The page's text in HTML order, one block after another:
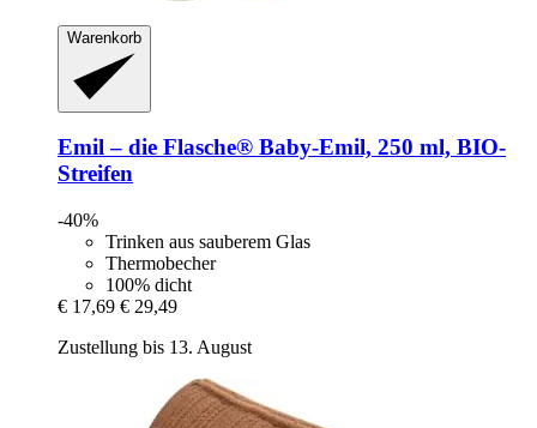
Warenkorb
Emil – die Flasche® Baby-​Emil, 250 ml, BIO-​
Streifen
-40%
Trinken aus sauberem Glas
Thermobecher
100% dicht
€ 17,69 € 29,49
Zustellung bis 13. August